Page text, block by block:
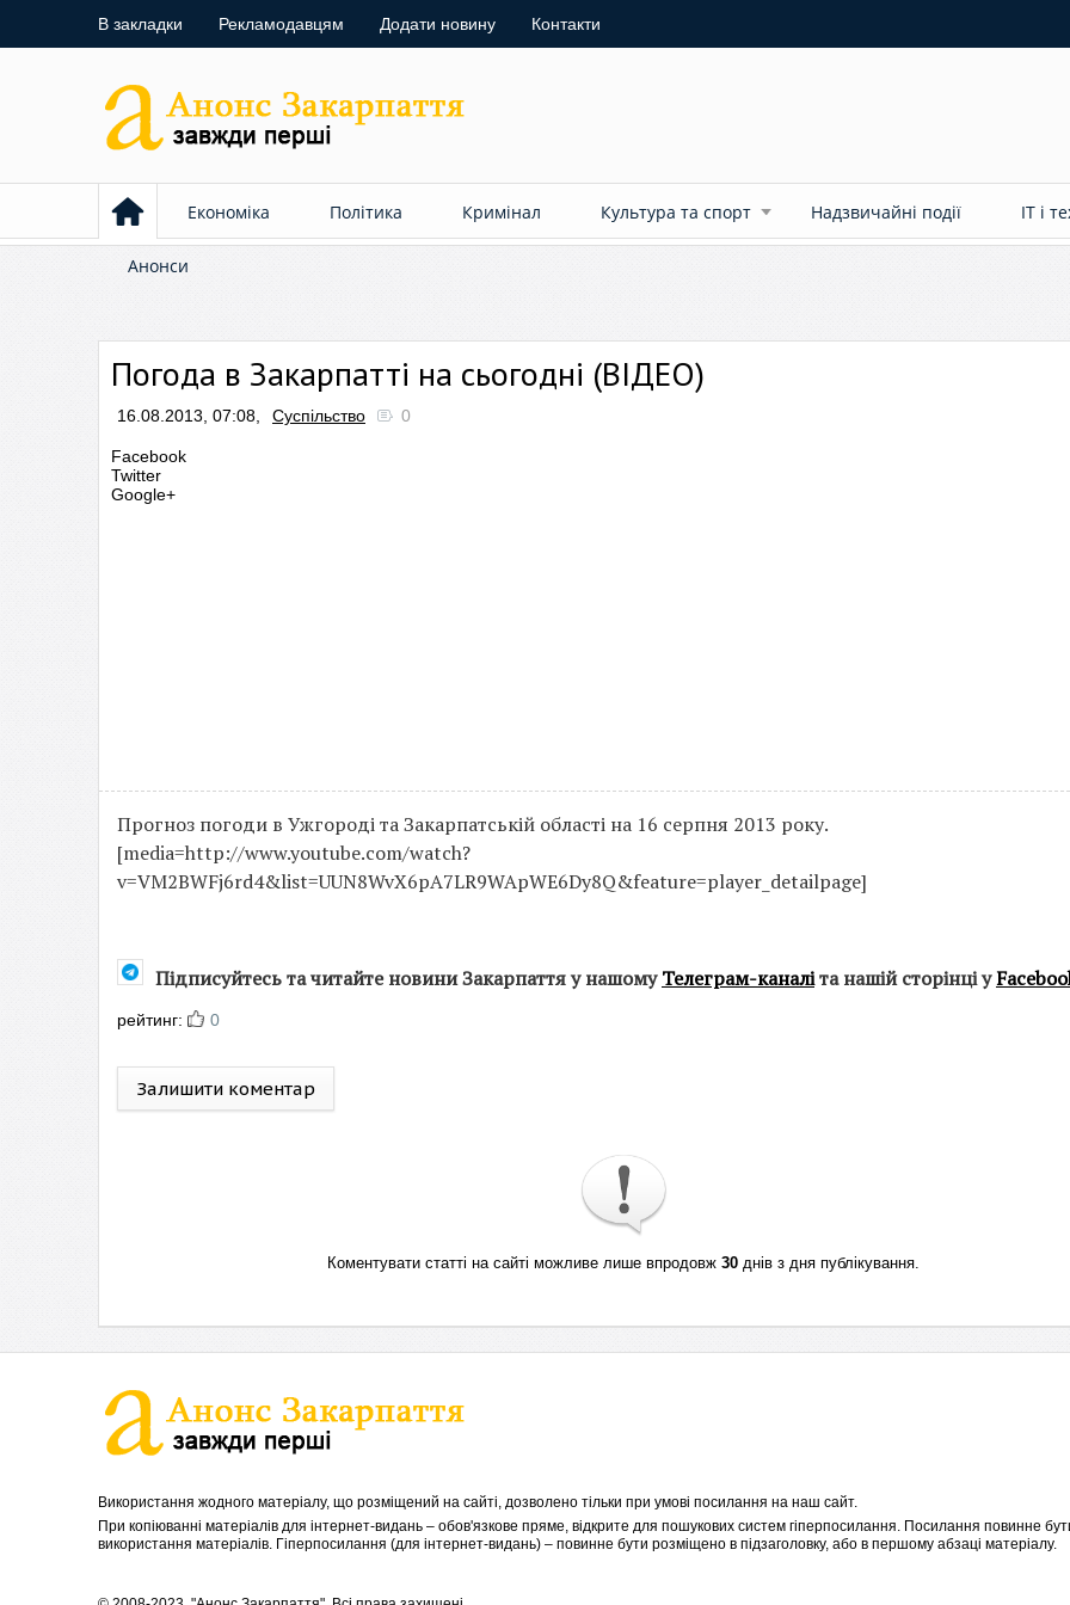
В закладки Рекламодавцям Додати новину Контакти
Економіка Політика Кримінал Культура та спорт Надзвичайні події ІТ і
Анонси
Погода в Закарпатті на сьогодні (ВІДЕО)
16.08.2013, 07:08, Суспільство 0
Facebook
Twitter
Google+
Прогноз погоди в Ужгороді та Закарпатській області на 16 серпня 2013 року.
[media=http://www.youtube.com/watch?
v=VM2BWFj6rd4&list=UUN8WvX6pA7LR9WApWE6Dy8Q&feature=player_detailpage]
Підписуйтесь та читайте новини Закарпаття у нашомуТелеграм-каналіта нашій сторінці у
рейтинг: 0
Залишити коментар
Коментувати статті на сайті можливе лише впродовж 30 днів з дня публікування.
Використання жодного матеріалу, що розміщений на сайті, дозволено тільки при умові посилання на наш сайт.
При копіюванні матеріалів для інтернет-видань – обов'язкове пряме, відкрите для пошукових систем гіперпосилання. Посилання повинне
використання матеріалів. Гіперпосилання (для інтернет-видань) – повинне бути розміщено в підзаголовку, або в першому абзаці матеріалу.